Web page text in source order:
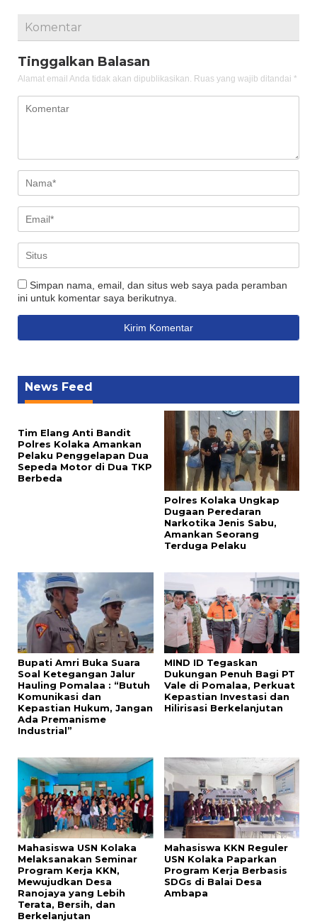
Komentar
Tinggalkan Balasan
Alamat email Anda tidak akan dipublikasikan. Ruas yang wajib ditandai *
Simpan nama, email, dan situs web saya pada peramban
ini untuk komentar saya berikutnya.
News Feed
Tim Elang Anti Bandit
Polres Kolaka Amankan
Pelaku Penggelapan Dua
Sepeda Motor di Dua TKP
Berbeda
Polres Kolaka Ungkap
Dugaan Peredaran
Narkotika Jenis Sabu,
Amankan Seorang
Terduga Pelaku
Bupati Amri Buka Suara
Soal Ketegangan Jalur
Hauling Pomalaa : “Butuh
Komunikasi dan
Kepastian Hukum, Jangan
Ada Premanisme
Industrial”
MIND ID Tegaskan
Dukungan Penuh Bagi PT
Vale di Pomalaa, Perkuat
Kepastian Investasi dan
Hilirisasi Berkelanjutan
Mahasiswa USN Kolaka
Melaksanakan Seminar
Program Kerja KKN,
Mewujudkan Desa
Ranojaya yang Lebih
Terata, Bersih, dan
Berkelanjutan
Mahasiswa KKN Reguler
USN Kolaka Paparkan
Program Kerja Berbasis
SDGs di Balai Desa
Ambapa